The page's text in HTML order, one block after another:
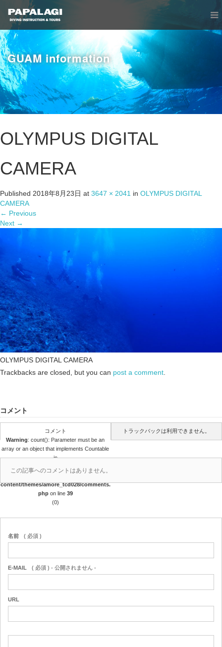
GUAM information
OLYMPUS DIGITAL
CAMERA
Published 2018年8月23日 at 3647 × 2041 in OLYMPUS DIGITAL
CAMERA
← Previous
Next →
OLYMPUS DIGITAL CAMERA
Trackbacks are closed, but you can post a comment
コメント
コメント
Warning: count(): Parameter must be an
array or an object that implements Countable
in
/home/papalagi/papalagiguam.com/public
_html/wp/wp-
content/themes/amore_tcd028/comments.
php on line 39
(0)
トラックバックは利用できません。
この記事へのコメントはありません。
名前 ( 必須 )
E-MAIL ( 必須 ) - 公開されません -
URL